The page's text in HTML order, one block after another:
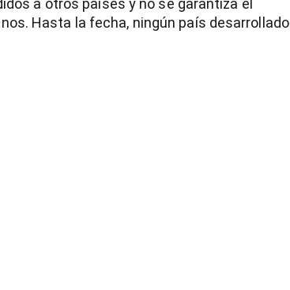
a otros países y no se garantiza el
Hasta la fecha, ningún país desarrollado